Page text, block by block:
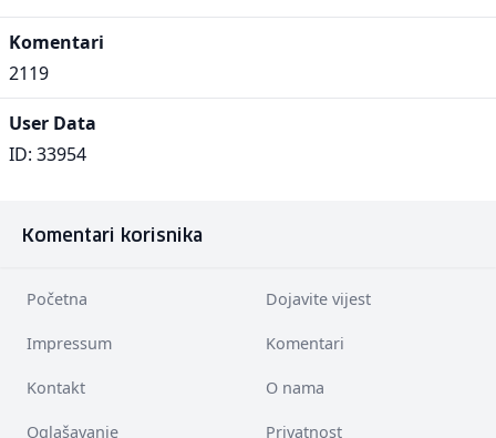
Komentari
2119
User Data
ID: 33954
Komentari korisnika
Početna Dojavite vijest
Impressum Komentari
Kontakt O nama
Oglašavanje Privatnost